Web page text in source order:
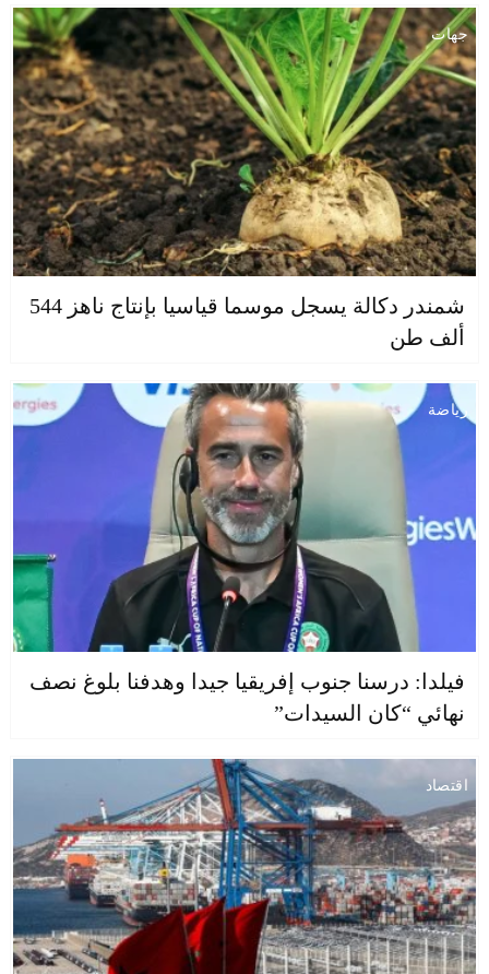
جهات
شمندر دكالة يسجل موسما قياسيا بإنتاج ناهز 544
ألف طن
رياضة
فيلدا: درسنا جنوب إفريقيا جيدا وهدفنا بلوغ نصف
نهائي “كان السيدات”
اقتصاد